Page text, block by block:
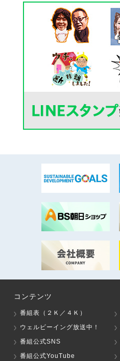
コンテンツ
番組表（２Ｋ／４Ｋ）
ウェルビーイング放送中！
番組公式SNS
番組公式YouTube